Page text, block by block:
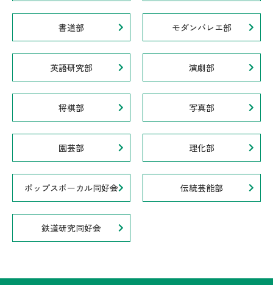
書道部 モダンバレエ部
英語研究部 演劇部
将棋部 写真部
園芸部 理化部
ポップスボーカル同好会 伝統芸能部
鉄道研究同好会